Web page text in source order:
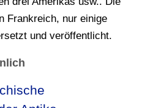
Frankreich, nur einige
und veröffentlicht.